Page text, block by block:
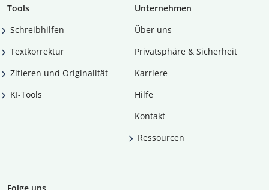
Tools
Schreibhilfen
Textkorrektur
Zitieren und Originalität
KI-Tools
Unternehmen
Über uns
Privatsphäre & Sicherheit
Karriere
Hilfe
Kontakt
Ressourcen